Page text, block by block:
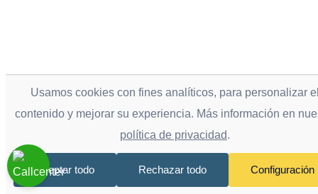
Usamos cookies con fines analíticos, para personalizar
contenido y mejorar su experiencia. Más información en
política de privacidad.
Aceptar todo Rechazar todo Configuración